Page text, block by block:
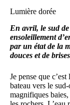
Lumière dorée
En avril, le sud
ensoleillement
par un état de la
douces et de
Je pense que
bateau vers le
magnifiques